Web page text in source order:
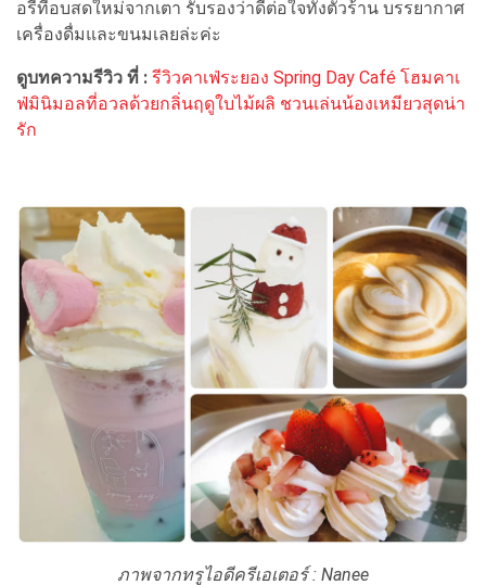
อรี่ที่อบสดใหม่จากเตา รับรองว่าดีต่อใจทั้งตัวร้าน บรรยากาศ
เครื่องดื่มและขนมเลยล่ะค่ะ
ดูบทความรีวิว ที่ : รีวิวคาเฟ่ระยอง Spring Day Café โฮมคาเ
ฟ่มินิมอลที่อวลด้วยกลิ่นฤดูใบไม้ผลิ ชวนเล่นน้องเหมียวสุดน่า
รัก
ภาพจากทรูไอดีครีเอเตอร์ : Nanee